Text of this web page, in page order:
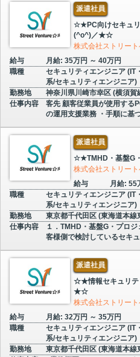
派遣社員
☆★PC向けセキュリ
(^o^)／★☆
株式会社ストリー
給与
月給: 35万円 ～ 40万円
職種
セキュリティエンジニア (IT
系/セキュリティエンジニア)
勤務地
神奈川県川崎市幸区 (横須賀
仕事内容
客先 顧客従業員が使用する
の運用支援業務 ・手順に基
派遣社員
☆★TMHD・基盤G
株式会社ストリー
給与
月給: 55
職種
セキュリティエンジニア (IT
系/セキュリティエンジニア)
勤務地
東京都千代田区 (東海道本線
仕事内容
１．TMHD・基盤G・プロ
客様側で検討しているセキ
派遣社員
☆★情報セキュリテ
★☆
株式会社ストリー
給与
月給: 32万円 ～ 35万円
職種
セキュリティエンジニア (IT
系/セキュリティエンジニア)
勤務地
東京都千代田区 (東海道本線